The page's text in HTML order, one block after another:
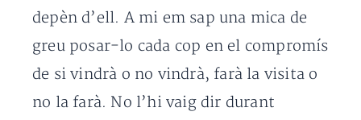
depèn d’ell. A mi em sap una mica de
greu posar-lo cada cop en el compromís
de si vindrà o no vindrà, farà la visita o
no la farà. No l’hi vaig dir durant